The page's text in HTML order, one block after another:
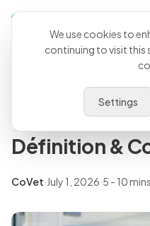
Back to all articles
Ordonnance
vétérinaire en
Définition &
CoVet·July 1, 2026·5 - 10 mins
We use cookies to
continuing to visit this
Settings